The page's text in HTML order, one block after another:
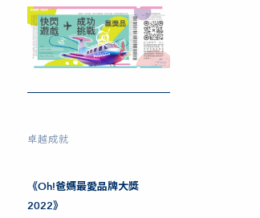
卓越成就
《Oh!爸媽最愛品牌大獎
2022》